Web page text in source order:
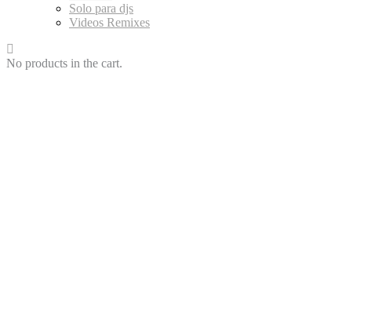
Solo para djs
Videos Remixes
No products in the cart.